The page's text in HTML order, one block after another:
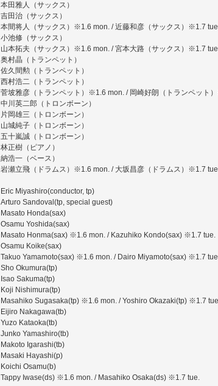
本田雅人（サックス）
吉田治（サックス）
本間将人（サックス）※1.6 mon. / 近藤和彦（サックス）※1.7
小池修（サックス）
山本拓夫（サックス）※1.6 mon. / 宮本大路（サックス）※1.7
奥村晶（トランペット）
佐久間勲（トランペット）
西村浩二（トランペット）
菅坡雅彦（トランペット）※1.6 mon. / 岡崎好朗（トランペット
中川英二郎（トロンボーン）
片岡雄三（トロンボーン）
山城純子（トロンボーン）
五十嵐誠（トロンボーン）
林正樹（ピアノ）
納浩一（ベース）
岩瀬立飛（ドラムス）※1.6 mon. / 大坂昌彦（ドラムス）※1.7
Eric Miyashiro(conductor, tp)
Arturo Sandoval(tp, special guest)
Masato Honda(sax)
Osamu Yoshida(sax)
Masato Honma(sax) ※1.6 mon. / Kazuhiko Kondo(sax) ※1.7 tue.
Osamu Koike(sax)
Takuo Yamamoto(sax) ※1.6 mon. / Dairo Miyamoto(sax) ※1.7
Sho Okumura(tp)
Isao Sakuma(tp)
Koji Nishimura(tp)
Masahiko Sugasaka(tp) ※1.6 mon. / Yoshiro Okazaki(tp) ※1.7
Eijiro Nakagawa(tb)
Yuzo Kataoka(tb)
Junko Yamashiro(tb)
Makoto Igarashi(tb)
Masaki Hayashi(p)
Koichi Osamu(b)
Tappy Iwase(ds) ※1.6 mon. / Masahiko Osaka(ds) ※1.7 tue.